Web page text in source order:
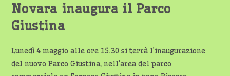
Novara inaugura il Parco
Giustina
Lunedì 4 maggio alle ore 15.30 si terrà l’inaugurazione
del nuovo Parco Giustina, nell’area del parco